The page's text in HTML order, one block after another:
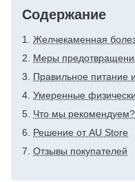
Содержание
Желчекаменная
Меры
Правильное питание
Умеренные
Что мы рекомендуем?
Решение от AU Store
Отзывы покупателей